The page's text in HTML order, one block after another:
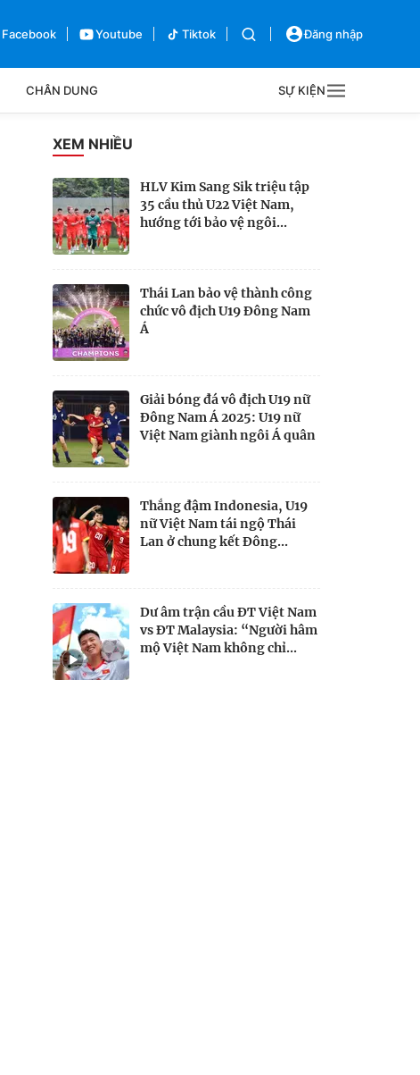
Facebook Youtube Tiktok Đăng nhập
CHÂN DUNG SỰ KIỆN
Bên lề
XEM NHIỀU
HLV Kim Sang Sik triệu tập
35 cầu thủ U22 Việt Nam,
hướng tới bảo vệ ngôi...
Thái Lan bảo vệ thành công
chức vô địch U19 Đông Nam
Á
Giải bóng đá vô địch U19 nữ
Đông Nam Á 2025: U19 nữ
Việt Nam giành ngôi Á quân
Thắng đậm Indonesia, U19
nữ Việt Nam tái ngộ Thái
Lan ở chung kết Đông...
Dư âm trận cầu ĐT Việt Nam
vs ĐT Malaysia: “Người hâm
mộ Việt Nam không chỉ...